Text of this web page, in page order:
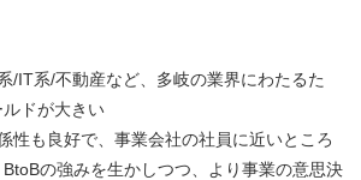
/IT系/不動産など、多岐の業界にわたるた
ドが大きい
性も良好で、事業会社の社員に近いところ
の強みを生かしつつ、より事業の意思決